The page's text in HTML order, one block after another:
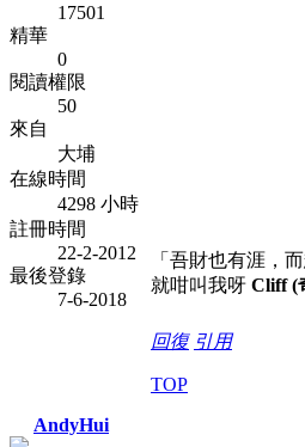
17501
精華
0
閱讀權限
50
來自
大埔
在線時間
4298 小時
註冊時間
22-2-2012
最後登錄
7-6-2018
「吾財也有涯，
就咁叫我呀 Cliff (
回復 引用
TOP
AndyHui